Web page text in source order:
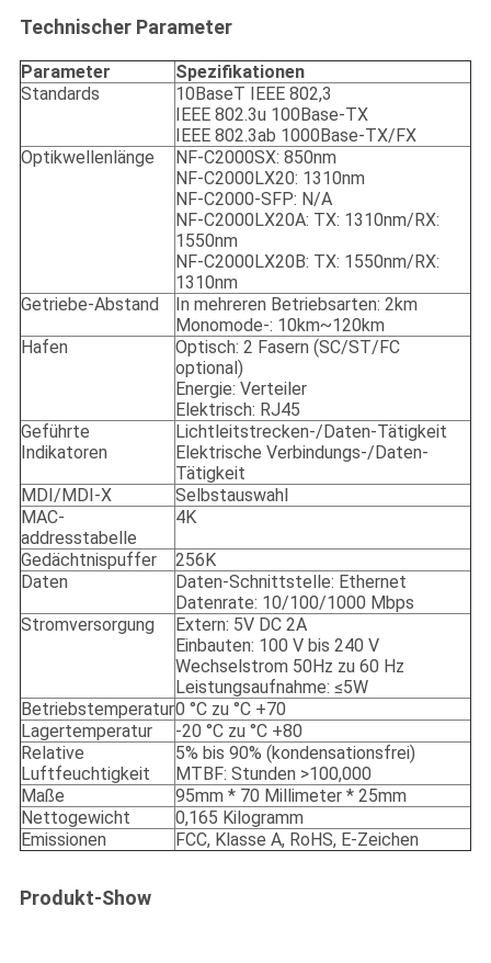
Technischer Parameter
Parameter
Spezifikationen
Standards
10BaseT IEEE 802,3
IEEE 802.3u 100Base-TX
IEEE 802.3ab 1000Base-TX/FX
Optikwellenlänge
NF-C2000SX: 850nm
NF-C2000LX20: 1310nm
NF-C2000-SFP: N/A
NF-C2000LX20A: TX: 1310nm/RX:
1550nm
NF-C2000LX20B: TX: 1550nm/RX:
1310nm
Getriebe-Abstand
In mehreren Betriebsarten: 2km
Monomode-: 10km~120km
Hafen
Optisch: 2 Fasern (SC/ST/FC
optional)
Energie: Verteiler
Elektrisch: RJ45
Geführte
Indikatoren
Lichtleitstrecken-/Daten-Tätigkeit
Elektrische Verbindungs-/Daten-
Tätigkeit
MDI/MDI-X
Selbstauswahl
MAC-
addresstabelle
4K
Gedächtnispuffer
256K
Daten
Daten-Schnittstelle: Ethernet
Datenrate: 10/100/1000 Mbps
Stromversorgung
Extern: 5V DC 2A
Einbauten: 100 V bis 240 V
Wechselstrom 50Hz zu 60 Hz
Leistungsaufnahme: ≤5W
Betriebstemperatur0 °C zu °C +70
Lagertemperatur
-20 °C zu °C +80
Relative
Luftfeuchtigkeit
5% bis 90% (kondensationsfrei)
MTBF: Stunden >100,000
Maße
95mm * 70 Millimeter * 25mm
Nettogewicht
0,165 Kilogramm
Emissionen
FCC, Klasse A, RoHS, E-Zeichen
Produkt-Show